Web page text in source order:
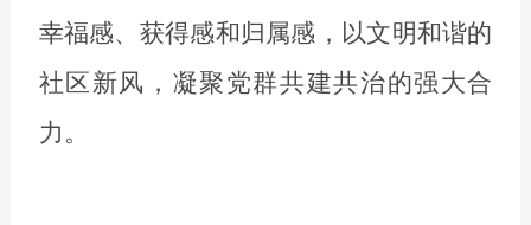
幸福感、获得感和归属感，以文明和谐的
社区新风，凝聚党群共建共治的强大合
力。